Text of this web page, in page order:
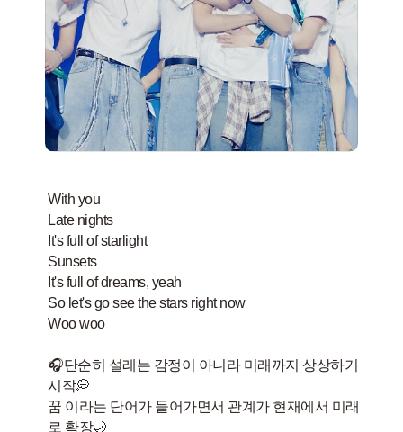
With you
Late nights
It's full of starlight
Sunsets
It's full of dreams, yeah
So let's go see the stars right now
Woo woo
🎧단순히 설레는 감정이 아니라 미래까지 상상하기
시작💭
꿈 이라는 단어가 들어가면서 관계가 현재에서 미래